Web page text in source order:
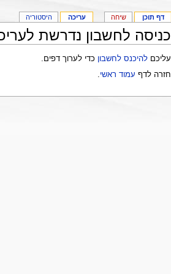
כניסה לחשבון נדרשת
עליכם להיכנס לחשבון כדי לערוך דפים.
חזרה לדף עמוד ראשי
דף תוכן שיחה עריכה היסטוריה